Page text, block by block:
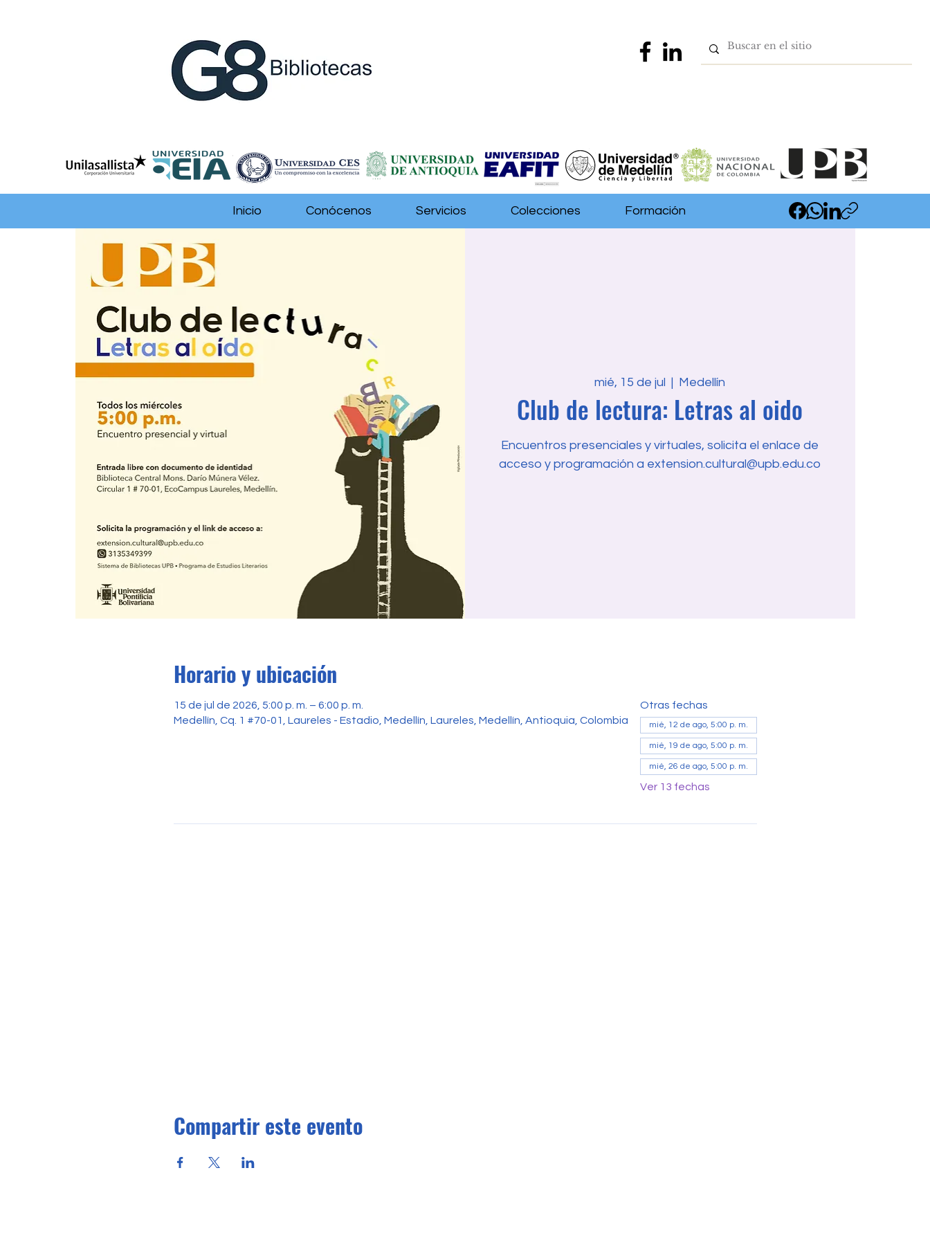
Inicio Conócenos Servicios Colecciones Formación
mié, 15 de jul
  |
Medellín
Club de lectura: Letras al oido
Encuentros presenciales y virtuales, solicita el enlace de
acceso y programación a extension.cultural@upb.edu.co
Horario y ubicación
15 de jul de 2026, 5:00 p. m. – 6:00 p. m.
Medellín, Cq. 1 #70-01, Laureles - Estadio, Medellín, Laureles, Medellín, Antioquia, Colombia
Otras fechas
mié, 12 de ago, 5:00 p. m.
mié, 19 de ago, 5:00 p. m.
mié, 26 de ago, 5:00 p. m.
Ver 13 fechas
Compartir este evento